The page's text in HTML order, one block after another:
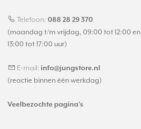
Telefoon: 088 28 29 370
(maandag t/m vrijdag, 09:00 tot 12:00 en
13:00 tot 17:00 uur)
E-mail: info@jungstore.nl
(reactie binnen één werkdag)
Veelbezochte pagina's